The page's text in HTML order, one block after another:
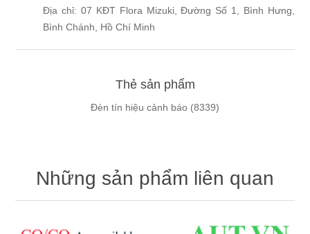
Địa chỉ: 07 KĐT Flora Mizuki, Đường Số 1, Bình Hưng,
Bình Chánh, Hồ Chí Minh
Thẻ sản phẩm
Đèn tín hiệu cảnh báo (8339)
Những sản phẩm liên quan